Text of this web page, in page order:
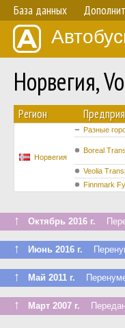
База данных
Норвегия,
Регион
Норвегия
Разные
Boreal
Veolia
Finnmark
↑ Октябрь 2016 г.
↑ Июнь 2016 г.
↑ Май 2011 г.
↑ Март 2007 г. Передан